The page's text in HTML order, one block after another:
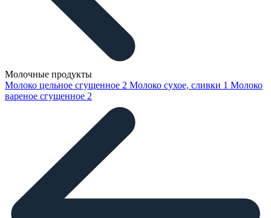
Молочные продукты
Молоко цельное сгущенное 2 Молоко сухое, сливки 1 Молоко
вареное сгущенное 2